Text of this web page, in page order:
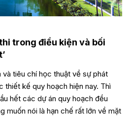
trong điều kiện và bối
và tiêu chí học thuật về sự phát
thiết kế quy hoạch hiện nay. Thì
hết các dự án quy hoạch đều
muốn nói là hạn chế rất lớn về mặt